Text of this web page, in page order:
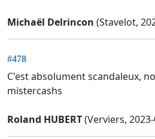
Michaël Delrincon (Stavelot,
#478
C'est absolument scandaleux,
mistercashs
Roland HUBERT(Verviers,